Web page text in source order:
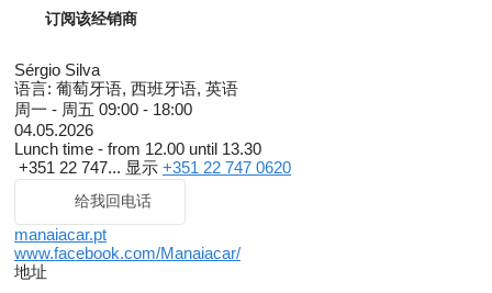
订阅该经销商
Sérgio Silva
语言: 葡萄牙语, 西班牙语, 英语
周一 - 周五 09:00 - 18:00
04.05.2026
Lunch time - from 12.00 until 13.30
+351 22 747... 显示 +351 22 747 0620
给我回电话
manaiacar.pt
www.facebook.com/Manaiacar/
地址